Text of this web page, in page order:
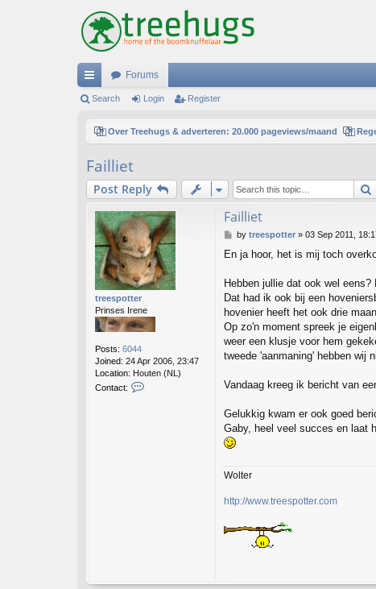
ui
ks
Forums
Search Login Register
Over Treehugs & adverteren: 20.000 pageviews/maand
Failliet
Post Reply
treespotter
Prinses Irene
Posts: 6044
Joined: 24 Apr 2006, 23:47
Location: Houten (NL)
Contact:
Failliet
P
s
by treespotter» 03 Sep 2011,
En ja hoor, het is mij toch
Hebben jullie dat ook wel
Dat had ik ook bij een
hovenier heeft het ook drie
Op zo'n moment spreek je
weer een klusje voor hem
tweede 'aanmaning' hebben wij
Vandaag kreeg ik bericht van
Gelukkig kwam er ook goed
Gaby, heel veel succes en laat
Wolter
http://www.treespotter.com